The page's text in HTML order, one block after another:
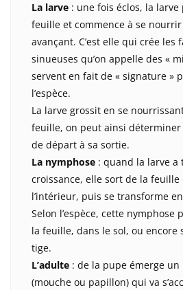
La larve : une fois éclos, la
feuille et commence à se
avançant. C’est elle qui crée les
sinueuses qu’on appelle des «
servent en fait de « signature »
l’espèce.
La larve grossit en se
feuille, on peut ainsi
de départ à sa sortie.
La nymphose : quand la larve a
croissance, elle sort de la
l’intérieur, puis se transforme
Selon l’espèce, cette nymphose
la feuille, dans le sol, ou encore
tige.
L’adulte : de la pupe émerge
(mouche ou papillon) qui va